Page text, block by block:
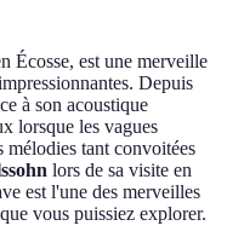
Écosse, est une merveille
Depuis
à son acoustique
lorsque les vagues
mélodies tant convoitées
lors de sa visite en
est l'une des merveilles
vous puissiez explorer.